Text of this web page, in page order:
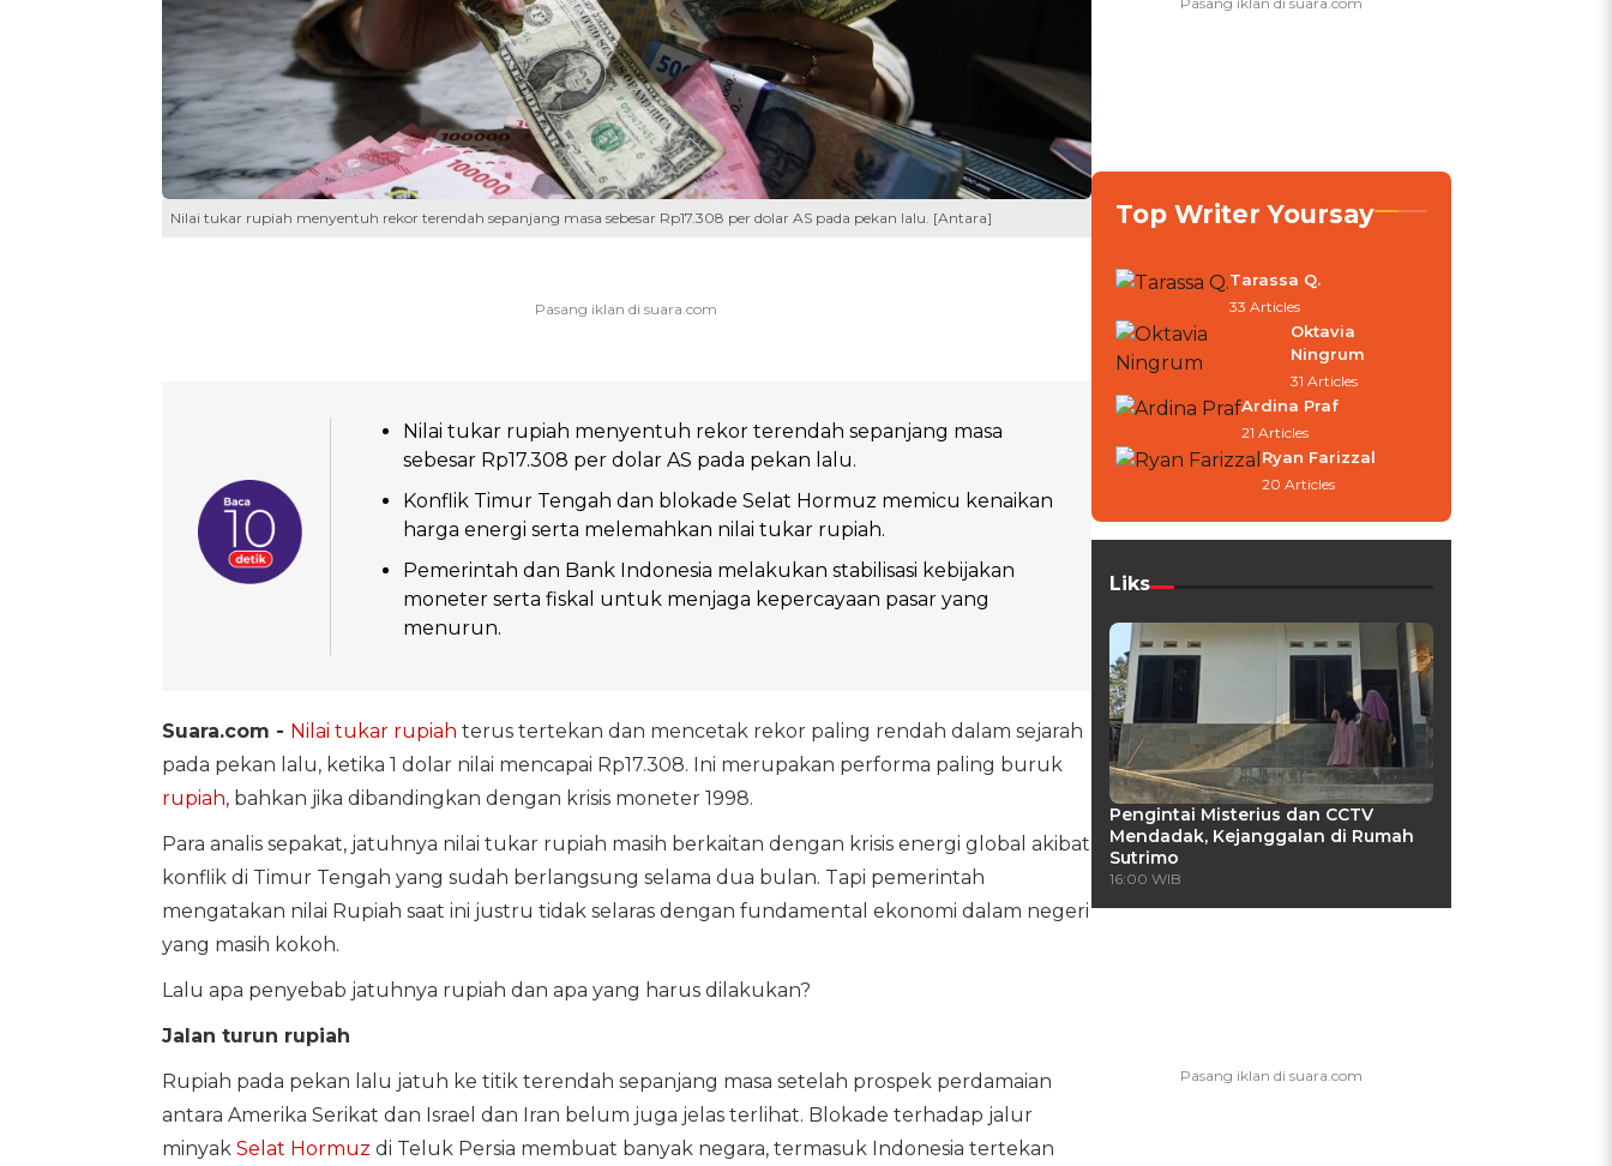
Nilai tukar rupiah menyentuh rekor terendah sepanjang masa sebesar Rp17.308 per dolar AS pada pekan lalu. [Antara]
Nilai tukar rupiah menyentuh rekor terendah sepanjang masa
sebesar Rp17.308 per dolar AS pada pekan lalu.
Konflik Timur Tengah dan blokade Selat Hormuz memicu kenaikan
harga energi serta melemahkan nilai tukar rupiah.
Pemerintah dan Bank Indonesia melakukan stabilisasi kebijakan
moneter serta fiskal untuk menjaga kepercayaan pasar yang
menurun.
Suara.com - Nilai tukar rupiah terus tertekan dan mencetak rekor paling rendah dalam sejarah
pada pekan lalu, ketika 1 dolar nilai mencapai Rp17.308. Ini merupakan performa paling buruk
rupiah, bahkan jika dibandingkan dengan krisis moneter 1998.
Para analis sepakat, jatuhnya nilai tukar rupiah masih berkaitan dengan krisis energi global akibat
konflik di Timur Tengah yang sudah berlangsung selama dua bulan. Tapi pemerintah
mengatakan nilai Rupiah saat ini justru tidak selaras dengan fundamental ekonomi dalam negeri
yang masih kokoh.
Lalu apa penyebab jatuhnya rupiah dan apa yang harus dilakukan?
Jalan turun rupiah
Rupiah pada pekan lalu jatuh ke titik terendah sepanjang masa setelah prospek perdamaian
antara Amerika Serikat dan Israel dan Iran belum juga jelas terlihat. Blokade terhadap jalur
minyak Selat Hormuz di Teluk Persia membuat banyak negara, termasuk Indonesia tertekan
Top Writer Yoursay
Tarassa Q.
33 Articles
Oktavia
Ningrum
31 Articles
Ardina Praf
21 Articles
Ryan Farizzal
20 Articles
Liks
Pengintai Misterius dan CCTV
Mendadak, Kejanggalan di Rumah
Sutrimo
16:00 WIB